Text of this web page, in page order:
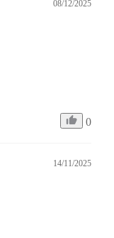
08/12/2025
0
14/11/2025